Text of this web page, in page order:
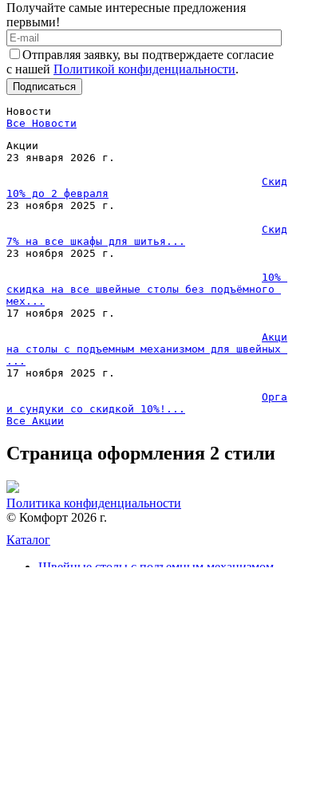
Получайте самые интересные предложения
первыми!
Отправляя заявку, вы подтверждаете согласие
с нашей Политикой конфиденциальности.
Please
leave
this
field
empty.
Новости
Все Новости
Акции
23 января 2026 г.
Скидка
10% до 2 февраля
23 ноября 2025 г.
Скидка
7% на все шкафы для шитья...
23 ноября 2025 г.
10%
скидка на все швейные столы без подъёмного
мех...
17 ноября 2025 г.
Акция
на столы с подъемным механизмом для швейных
...
17 ноября 2025 г.
Органайзеры
и сундуки со скидкой 10%!...
Все Акции
Страница оформления 2 стили
Политика конфиденциальности
© Комфорт 2026 г.
Каталог
Швейные столы с подъемным механизмом